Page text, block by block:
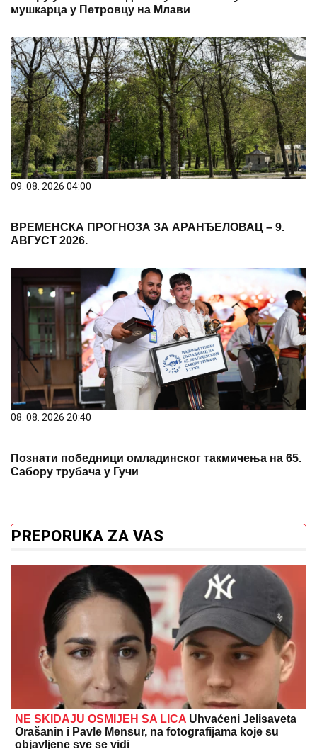
мушкарца у Петровцу на Млави
09. 08. 2026 04:00
ВРЕМЕНСКА ПРОГНОЗА ЗА АРАНЂЕЛОВАЦ – 9.
АВГУСТ 2026.
08. 08. 2026 20:40
Познати победници омладинског такмичења на 65.
Сабору трубача у Гучи
PREPORUKA ZA VAS
NE SKIDAJU OSMIJEH SA LICA Uhvaćeni Jelisaveta
Orašanin i Pavle Mensur, na fotografijama koje su
objavljene sve se vidi